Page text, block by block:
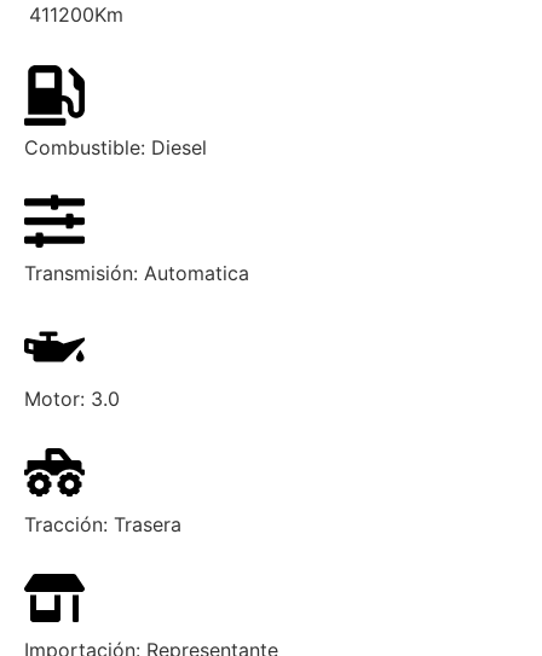
411200Km
Combustible: Diesel
Transmisión: Automatica
Motor: 3.0
Tracción: Trasera
Importación: Representante